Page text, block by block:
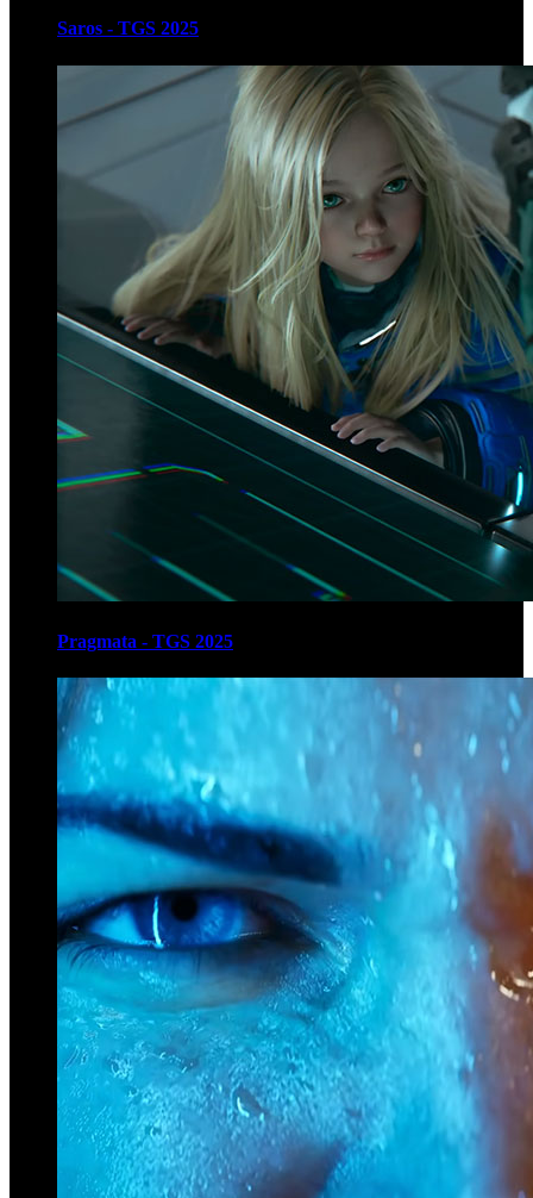
Saros - TGS 2025
Pragmata - TGS 2025